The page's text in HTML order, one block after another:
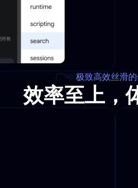
极致高效丝滑
效率至上，